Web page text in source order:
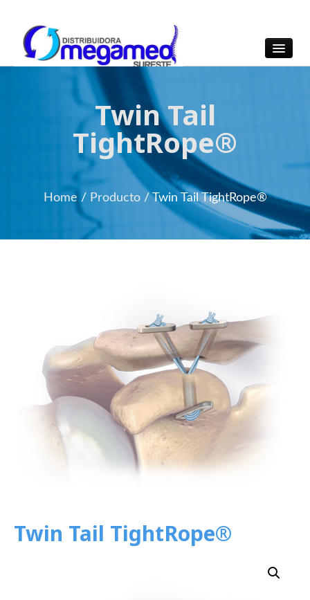
OmegaMed Sureste
OmegaMed Sureste
Twin Tail
TightRope®
Home / Producto/Twin Tail TightRope®
Twin Tail TightRope®